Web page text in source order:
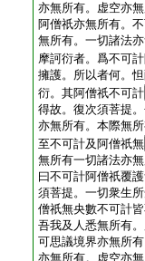
亦無所有。虚空亦
阿僧祇亦無所有。
無所有。一切諸法
摩訶衍者。爲不可
擁護。所以者何。
衍。其阿僧祇不可計
得故。復次須菩提
亦無所有。本際無
至不可計及阿僧祇無
無所有一切諸法亦
曰不可計阿僧祇覆
須菩提。一切衆生
僧祇無央數不可計
吾我及人悉無所有
可思議境界亦無所
亦無所有。虚空亦